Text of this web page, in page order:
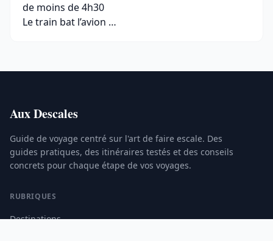
de moins de 4h30
Le train bat l’avion …
Aux Descales
Guide de voyage centré sur l'art de faire escale. Des
guides pratiques, des itinéraires testés et des conseils
concrets pour chaque étape de vos voyages.
RUBRIQUES
Destinations